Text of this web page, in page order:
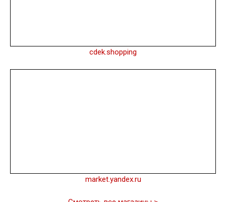
cdek.shopping
market.yandex.ru